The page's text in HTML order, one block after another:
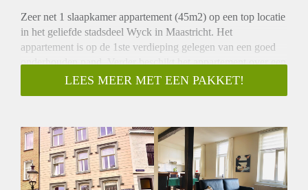
Zeer net 1 slaapkamer appartement (45m2) op een top locatie
in het geliefde stadsdeel Wyck in Maastricht. Het
appartement is op de 1ste verdieping gelegen van een goed
onderhouden pand. Verder beschikt het appartement over een
moderne keuken welke is v.v. een combi oven, 4 pits
gasfornuis, afzuiging, vaatwasser en koelkast met vriesvakje.
Niet beschikbaar voor studenten en huisdieren zijn niet
toegestaan.
Huurprijs 905,- excl G/E (incl servicekosten / W).
Waarborgsom gelijk aan 1 maand huur.
LEES MEER MET EEN PAKKET!